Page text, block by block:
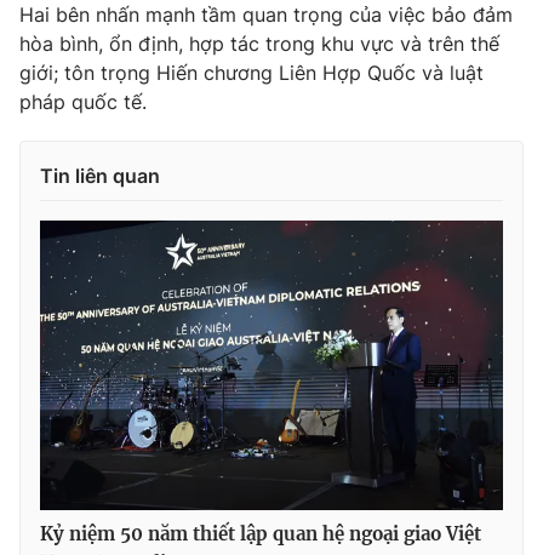
® Cấm sao chép dưới mọi hình thức nếu không có sự chấp
thông tin từ website này.
Hai bên nhấn mạnh tầm quan trọng của việc bảo đảm
hòa bình, ổn định, hợp tác trong khu vực và trên thế
giới; tôn trọng Hiến chương Liên Hợp Quốc và luật
pháp quốc tế.
Tin liên quan
Kỷ niệm 50 năm thiết lập quan hệ ngoại giao Việt